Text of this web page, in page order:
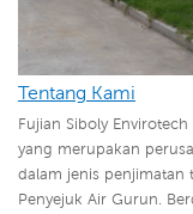
Tentang Kami
Fujian Siboly
yang merupakan
dalam jenis penjimatan
Penyejuk Air Gurun.